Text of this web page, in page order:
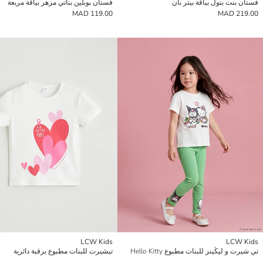
فستان بنت بتول بياقة بيتر بان
219.00 MAD
فستان بوبلين بناتي مزهر بياقة مربعة
119.00 MAD
LCW Kids
تي شيرت و ليڭينز للبنات مطبوع Hello Kitty
LCW Kids
تيشيرت للبنات مطبوع برقبة دائرية